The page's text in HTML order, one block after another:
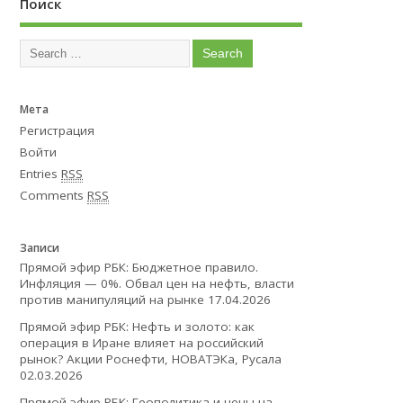
Мета
Регистрация
Войти
EntriesRSS
CommentsRSS
Записи
Прямой эфир РБК: Бюджетное правило.
Инфляция — 0%. Обвал цен на нефть, власти
против манипуляций на рынке 17.04.2026
Прямой эфир РБК: Нефть и золото: как
операция в Иране влияет на российский
рынок? Акции Роснефти, НОВАТЭКа, Русала
02.03.2026